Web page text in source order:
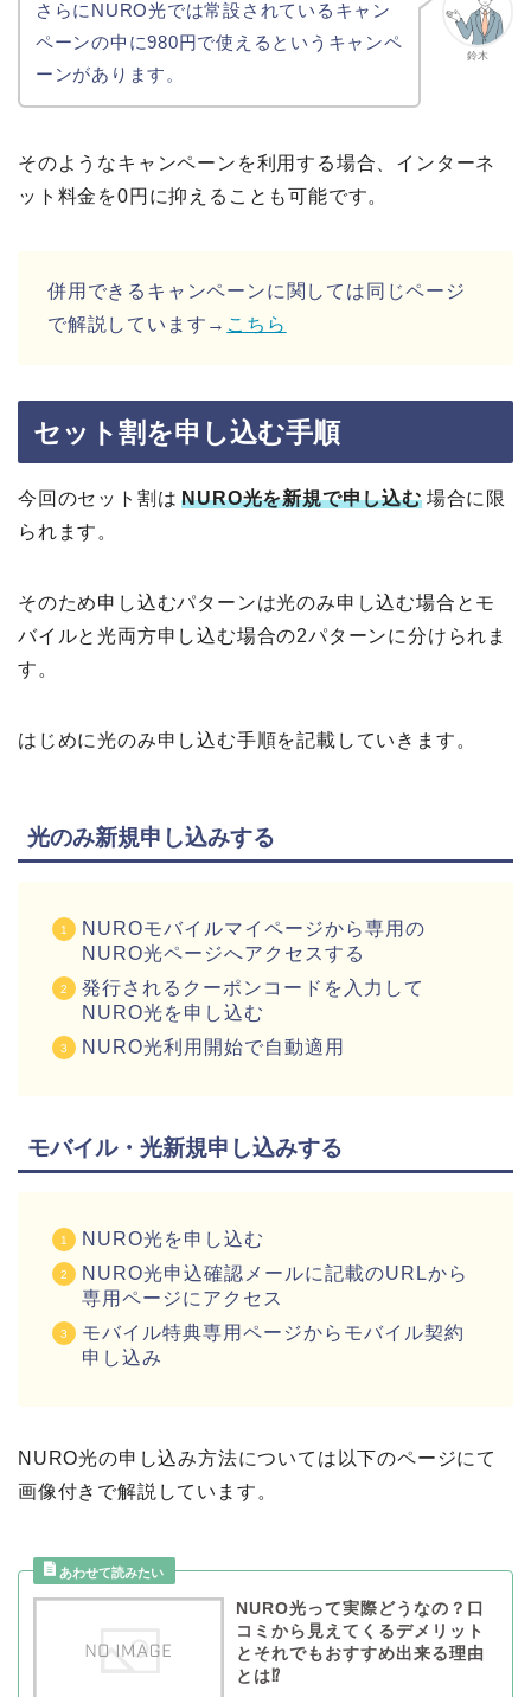
鈴木
さらにNURO光では常設されているキャン
ペーンの中に980円で使えるというキャンペ
ーンがあります。
そのようなキャンペーンを利用する場合、インターネ
ット料金を0円に抑えることも可能です。
併用できるキャンペーンに関しては同じページ
で解説しています→ こちら
セット割を申し込む手順
今回のセット割は NURO光を新規で申し込む 場合に限
られます。
そのため申し込むパターンは光のみ申し込む場合とモ
バイルと光両方申し込む場合の2パターンに分けられま
す。
はじめに光のみ申し込む手順を記載していきます。
光のみ新規申し込みする
NUROモバイルマイページから専用の
NURO光ページへアクセスする
発行されるクーポンコードを入力して
NURO光を申し込む
NURO光利用開始で自動適用
モバイル・光新規申し込みする
NURO光を申し込む
NURO光申込確認メールに記載のURLから
専用ページにアクセス
モバイル特典専用ページからモバイル契約
申し込み
NURO光の申し込み方法については以下のページにて
画像付きで解説しています。
NURO光って実際どうなの？口
コミから見えてくるデメリット
とそれでもおすすめ出来る理由
とは⁉